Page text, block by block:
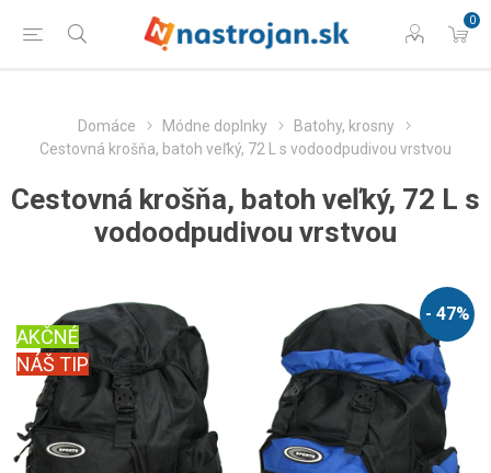
0
Domáce Módne doplnky
Batohy, krosny
Cestovná krošňa, batoh veľký, 72 L s vodoodpudivou vrstvou
Cestovná krošňa, batoh veľký, 72 L s
vodoodpudivou vrstvou
- 47%
NÁŠ TIP
AKČNÉ